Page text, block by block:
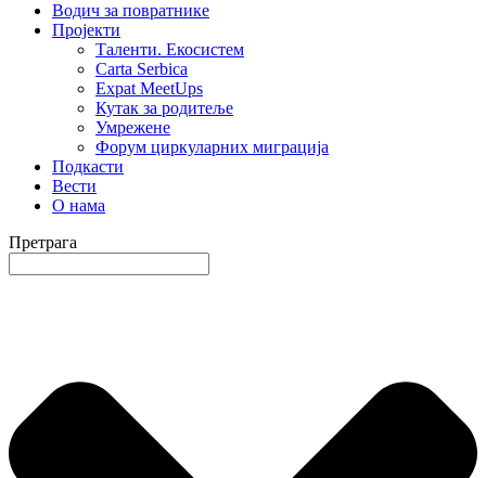
Водич за повратнике
Пројекти
Таленти. Екосистем
Carta Serbica
Expat MeetUps
Кутак за родитеље
Умрежене
Форум циркуларних миграција
Подкасти
Вести
O нама
Претрага